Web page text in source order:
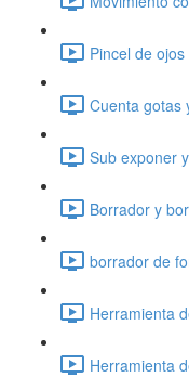
Pincel de
Cuenta gotas
Sub exponer
Borrador y
borrador de
Herramienta
Herramienta